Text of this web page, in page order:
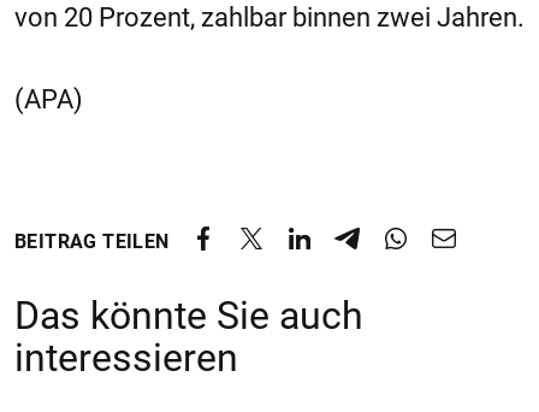
von 20 Prozent, zahlbar binnen zwei Jahren.
(APA)
BEITRAG TEILEN
Das könnte Sie auch
interessieren